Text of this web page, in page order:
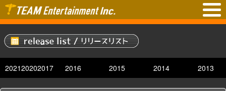
202120202017 2016 2015 2014 2013